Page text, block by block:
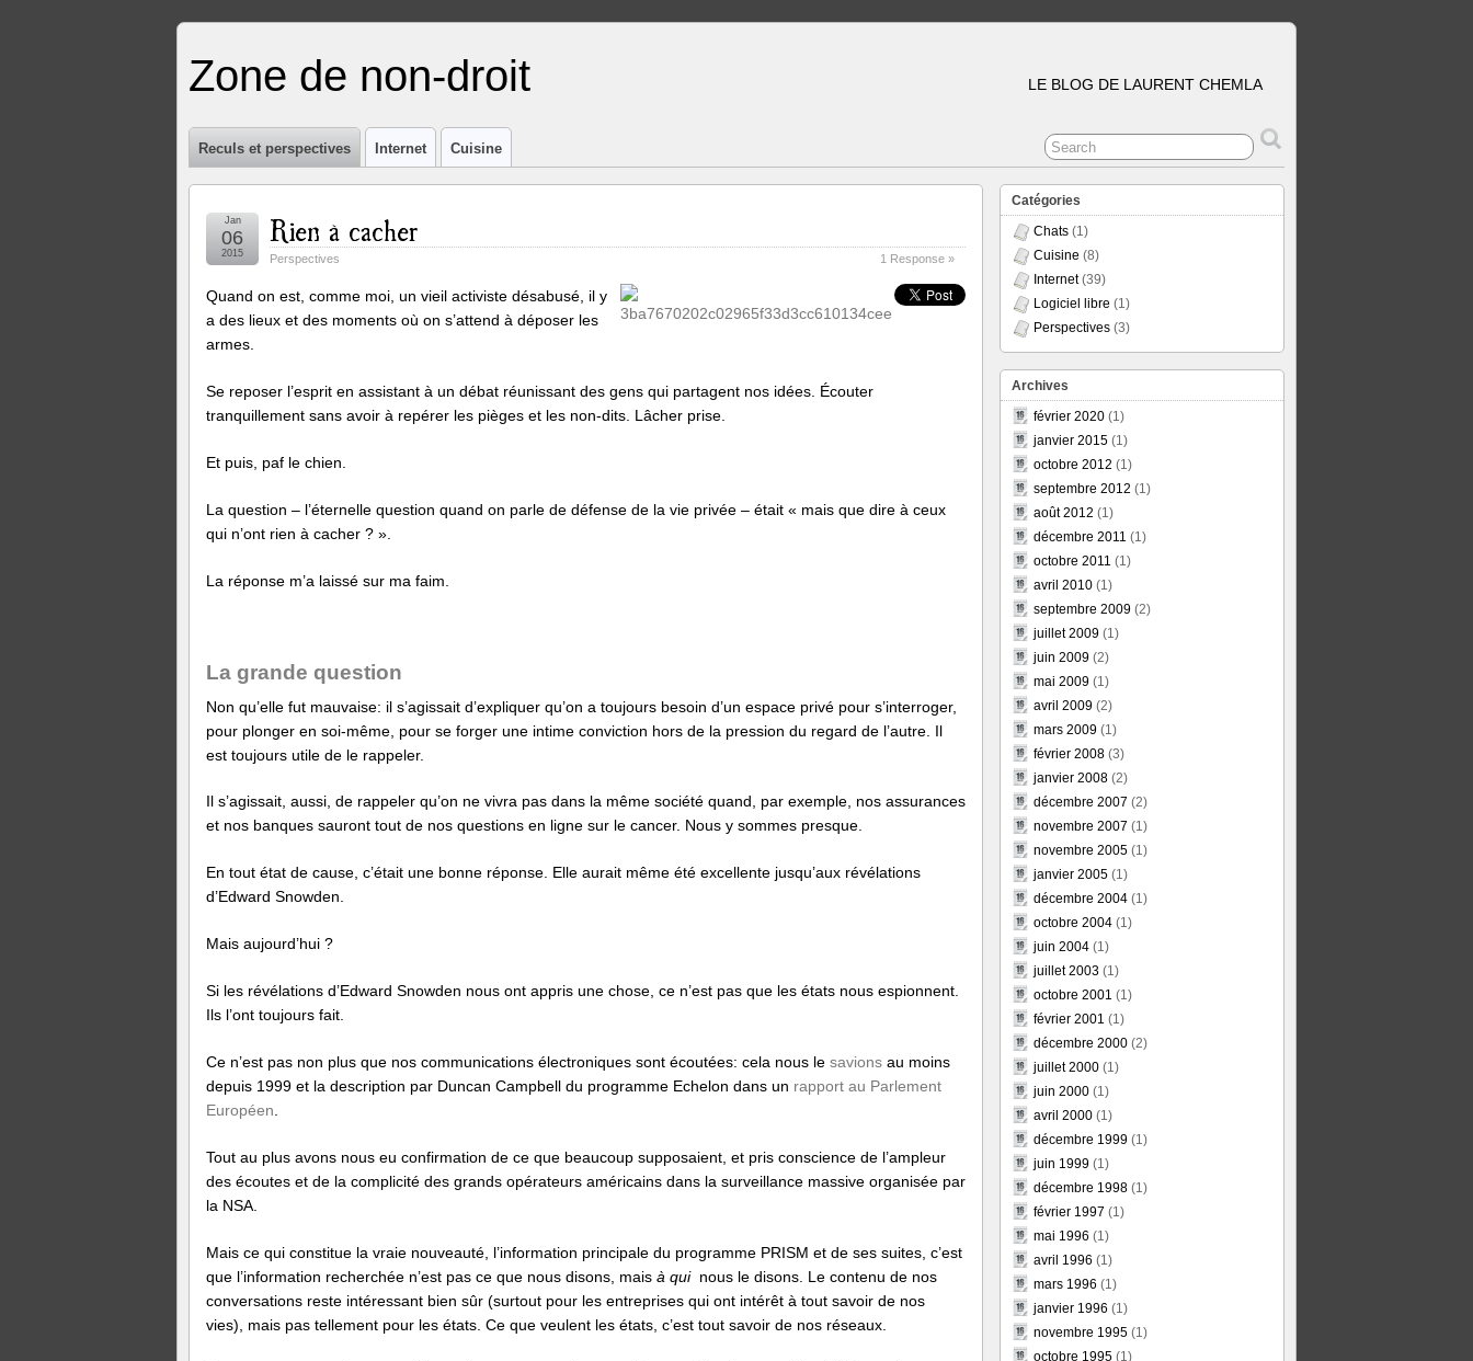
Zone de non-droit LE BLOG DE LAURENT CHEMLA
Reculs et perspectives Internet Cuisine
Rien à cacher
Perspectives 1 Response »
Jan
06
2015
Quand on est, comme moi, un vieil activiste désabusé, il y
a des lieux et des moments où on s’attend à déposer les
armes.
Se reposer l’esprit en assistant à un débat réunissant des gens qui partagent nos idées. Écouter
tranquillement sans avoir à repérer les pièges et les non-dits. Lâcher prise.
Et puis, paf le chien.
La question – l’éternelle question quand on parle de défense de la vie privée – était « mais que dire à ceux
qui n’ont rien à cacher ? ».
La réponse m’a laissé sur ma faim.
La grande question
Non qu’elle fut mauvaise: il s’agissait d’expliquer qu’on a toujours besoin d’un espace privé pour s’interroger,
pour plonger en soi-même, pour se forger une intime conviction hors de la pression du regard de l’autre. Il
est toujours utile de le rappeler.
Il s’agissait, aussi, de rappeler qu’on ne vivra pas dans la même société quand, par exemple, nos assurances
et nos banques sauront tout de nos questions en ligne sur le cancer. Nous y sommes presque.
En tout état de cause, c’était une bonne réponse. Elle aurait même été excellente jusqu’aux révélations
d’Edward Snowden.
Mais aujourd’hui ?
Si les révélations d’Edward Snowden nous ont appris une chose, ce n’est pas que les états nous espionnent.
Ils l’ont toujours fait.
Ce n’est pas non plus que nos communications électroniques sont écoutées: cela nous le savions au moins
depuis 1999 et la description par Duncan Campbell du programme Echelon dans un rapport au Parlement
Européen
Tout au plus avons nous eu confirmation de ce que beaucoup supposaient, et pris conscience de l’ampleur
des écoutes et de la complicité des grands opérateurs américains dans la surveillance massive organisée par
la NSA.
Mais ce qui constitue la vraie nouveauté, l’information principale du programme PRISM et de ses suites, c’est
que l’information recherchée n’est pas ce que nous disons, mais à qui nous le disons. Le contenu de nos
conversations reste intéressant bien sûr (surtout pour les entreprises qui ont intérêt à tout savoir de nos
vies), mais pas tellement pour les états. Ce que veulent les états, c’est tout savoir de nos réseaux.
Catégories
Chats (1)
Cuisine (8)
Internet(39)
Logiciel libre (1)
Perspectives (3)
Archives
février 2020 (1)
janvier 2015 (1)
octobre 2012 (1)
septembre 2012 (1)
août 2012 (1)
décembre 2011 (1)
octobre 2011 (1)
avril 2010 (1)
septembre 2009 (2)
juillet 2009 (1)
juin 2009 (2)
mai 2009 (1)
avril 2009 (2)
mars 2009 (1)
février 2008 (3)
janvier 2008 (2)
décembre 2007 (2)
novembre 2007 (1)
novembre 2005 (1)
janvier 2005 (1)
décembre 2004 (1)
octobre 2004 (1)
juin 2004 (1)
juillet 2003 (1)
octobre 2001 (1)
février 2001 (1)
décembre 2000 (2)
juillet 2000 (1)
juin 2000 (1)
avril 2000 (1)
décembre 1999 (1)
juin 1999 (1)
décembre 1998 (1)
février 1997 (1)
mai 1996 (1)
avril 1996 (1)
mars 1996 (1)
janvier 1996 (1)
novembre 1995 (1)
octobre 1995 (1)